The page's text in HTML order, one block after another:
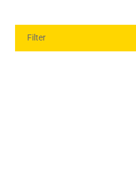
Filter